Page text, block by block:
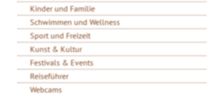
Kinder und Familie
Schwimmen und Wellness
Sport und Freizeit
Kunst & Kultur
Festivals & Events
Reiseführer
Webcams